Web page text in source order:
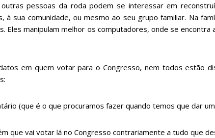
pessoas da roda podem se interessar em
sua comunidade, ou mesmo ao seu grupo familiar. Na
Eles manipulam melhor os computadores, onde se
em quem votar para o Congresso, nem todos estão
(que é o que procuramos fazer quando temos que dar
que vai votar lá no Congresso contrariamente a tudo que